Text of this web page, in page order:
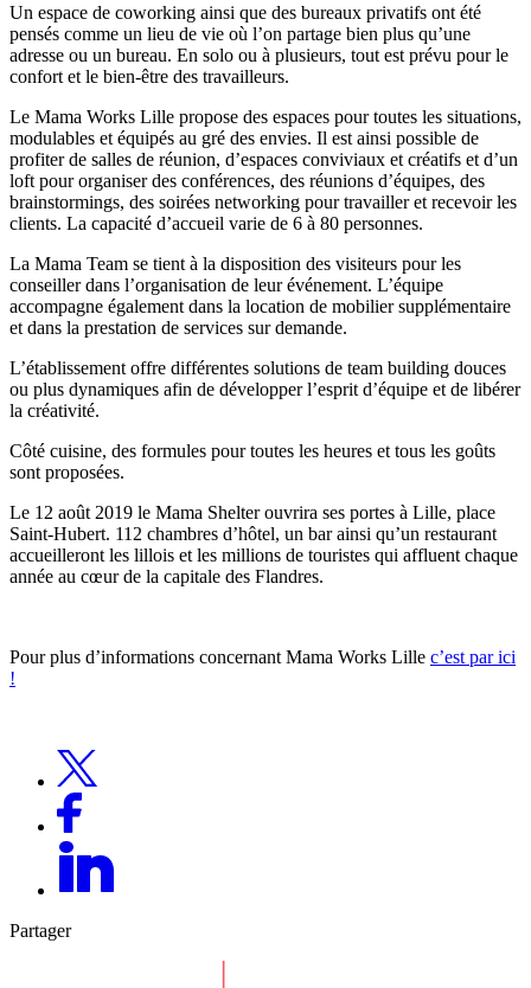
Un espace de coworking ainsi que des bureaux privatifs ont été
pensés comme un lieu de vie où l’on partage bien plus qu’une
adresse ou un bureau. En solo ou à plusieurs, tout est prévu pour le
confort et le bien-être des travailleurs.
Le Mama Works Lille propose des espaces pour toutes les situations,
modulables et équipés au gré des envies. Il est ainsi possible de
profiter de salles de réunion, d’espaces conviviaux et créatifs et d’un
loft pour organiser des conférences, des réunions d’équipes, des
brainstormings, des soirées networking pour travailler et recevoir les
clients. La capacité d’accueil varie de 6 à 80 personnes.
La Mama Team se tient à la disposition des visiteurs pour les
conseiller dans l’organisation de leur événement. L’équipe
accompagne également dans la location de mobilier supplémentaire
et dans la prestation de services sur demande.
L’établissement offre différentes solutions de team building douces
ou plus dynamiques afin de développer l’esprit d’équipe et de libérer
la créativité.
Côté cuisine, des formules pour toutes les heures et tous les goûts
sont proposées.
Le 12 août 2019 le Mama Shelter ouvrira ses portes à Lille, place
Saint-Hubert. 112 chambres d’hôtel, un bar ainsi qu’un restaurant
accueilleront les lillois et les millions de touristes qui affluent chaque
année au cœur de la capitale des Flandres.
Pour plus d’informations concernant Mama Works Lille c’est par ici
!
Partager